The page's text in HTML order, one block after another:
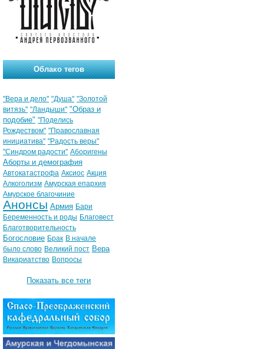
Облако тегов
"Вера и дело" "Душа" "Золотой
витязь" "Ландыши" "Образ и
подобие" "Поделись
Рождеством" "Православная
инициатива" "Радость веры"
"Синдром радости" Аборигены
Аборты и демография
Автокатастрофа Аксиос Акция
Алкоголизм Амурская епархия
Амурское благочиние
Анонсы Армия Бари
Беременность и роды Благовест
Благотворительность
Богословие Брак В начале
было слово Великий пост Вера
Викариатство Вопросы
Показать все теги